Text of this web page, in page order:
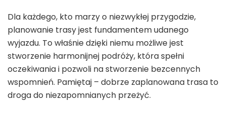
Dla każdego, kto marzy o niezwykłej przygodzie,
planowanie trasy jest fundamentem udanego
wyjazdu. To właśnie dzięki niemu możliwe jest
stworzenie harmonijnej podróży, która spełni
oczekiwania i pozwoli na stworzenie bezcennych
wspomnień. Pamiętaj – dobrze zaplanowana trasa to
droga do niezapomnianych przeżyć.